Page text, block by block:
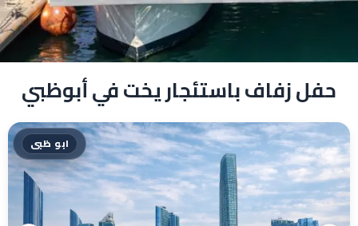
حفل زفاف باستئجار يخت في أبوظبي
ابو ظبى